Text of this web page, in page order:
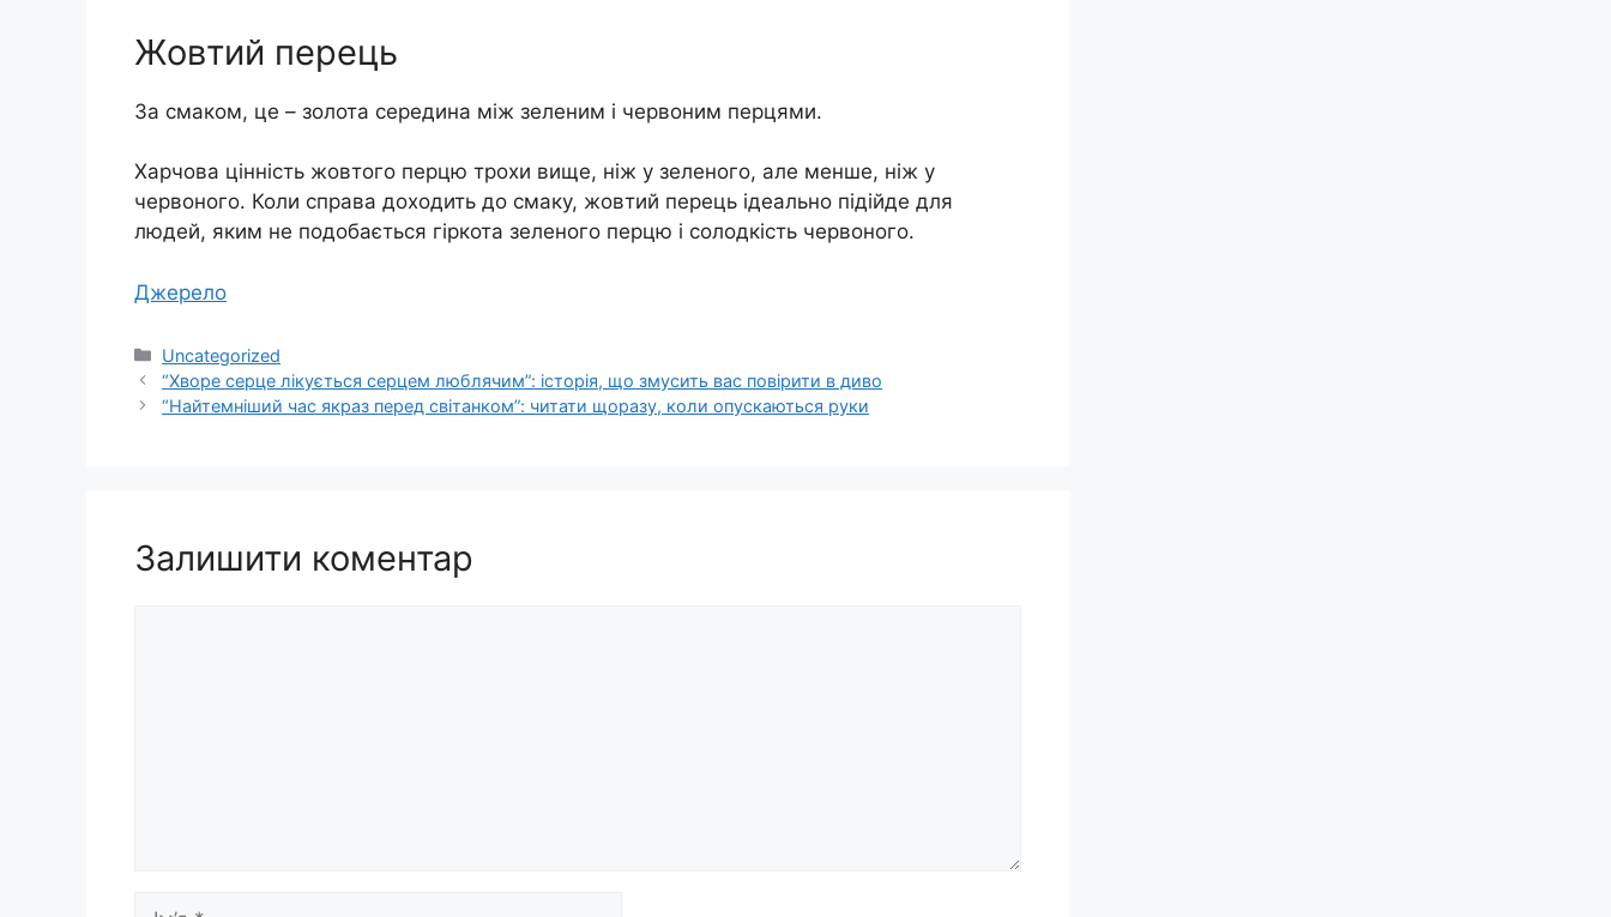
Жовтий перець
За смаком, це – золота середина між зеленим і червоним перцями.
Харчова цінність жовтого перцю трохи вище, ніж у зеленого, але менше, ніж у
червоного. Коли справа доходить до смаку, жовтий перець ідеально підійде для
людей, яким не подобається гіркота зеленого перцю і солодкість червоного.
Джерело
Категорії
Uncategorized
“Хворе серце лікується серцем люблячим”: історія, що змусить вас повірити в диво
“Найтемніший час якраз перед світанком”: читати щоразу, коли опускаються руки
Залишити коментар